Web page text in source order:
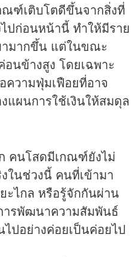
ณฑ์เติบโตดีขึ้นจากสิ่งที่
ปก่อนหน้านี้ ทำให้มีราย
มากขึ้น แต่ในขณะ
นข้างสูง โดยเฉพาะ
ความฟุ่มเฟือยที่อาจ
แผนการใช้เงินให้สมดุล
คนโสดมีเกณฑ์ยังไม่
ในช่วงนี้ คนที่เข้ามา
ะไกล หรือรู้จักกันผ่าน
ารพัฒนาความสัมพันธ์
ปอย่างค่อยเป็นค่อยไป